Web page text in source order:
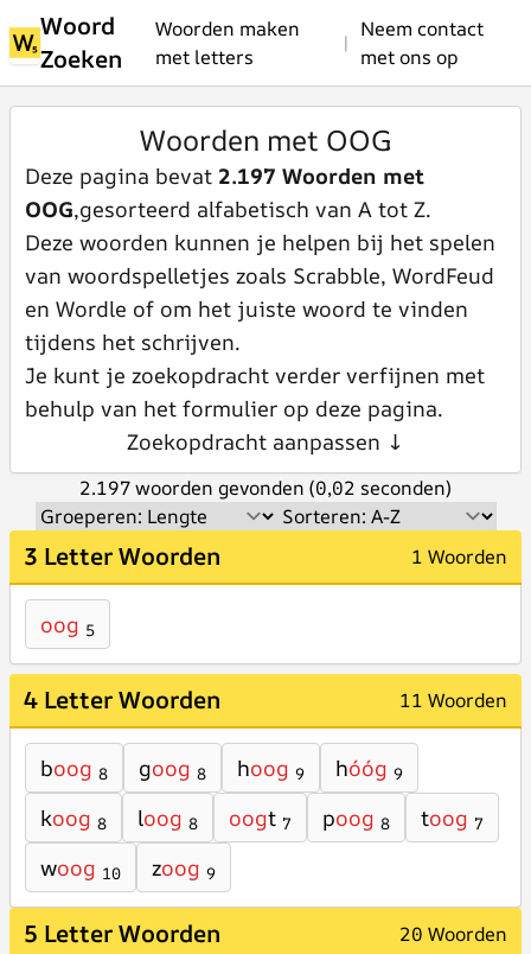
Woord
Zoeken
Woorden maken
met letters
|
Neem contact
met ons op
Woorden met OOG
Deze pagina bevat 2.197 Woorden met
OOG,gesorteerd alfabetisch van A tot Z.
Deze woorden kunnen je helpen bij het spelen
van woordspelletjes zoals Scrabble, WordFeud
en Wordle of om het juiste woord te vinden
tijdens het schrijven.
Je kunt je zoekopdracht verder verfijnen met
behulp van het formulier op deze pagina.
Zoekopdracht aanpassen ↓
2.197 woorden gevonden (0,02 seconden)
3 Letter Woorden 1 Woorden
oog 5
4 Letter Woorden 11 Woorden
boog 8 goog 8 hoog 9 hóóg 9
koog 8 loog 8 oogt 7 poog 8 toog 7
woog 10 zoog 9
5 Letter Woorden 20 Woorden